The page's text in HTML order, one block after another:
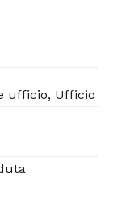
ufficio, Ufficio